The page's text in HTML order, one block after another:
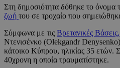
Στη δημοσιότητα δόθηκε το όνομα
ζωή του σε τροχαίο που
Σύμφωνα με τις Βρετανικές Βάσεις,
Ντενισένκο (Olekgandr
κάτοικο Κύπρου, ηλικίας 35 ετών.
40χρονη η οποία τραυματίστηκε.